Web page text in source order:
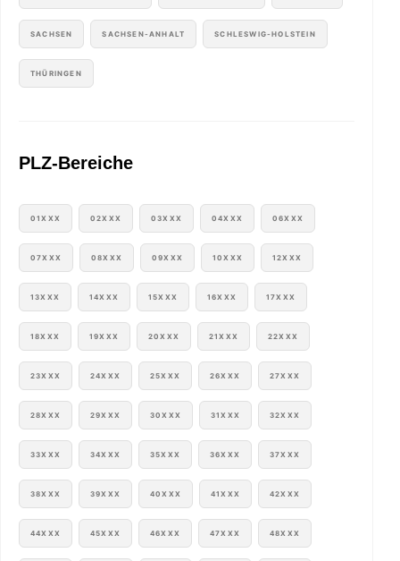
SACHSEN SACHSEN-ANHALT SCHLESWIG-HOLSTEIN
THÜRINGEN
PLZ-Bereiche
01XXX 02XXX 03XXX 04XXX 06XXX
07XXX 08XXX 09XXX 10XXX 12XXX
13XXX 14XXX 15XXX 16XXX 17XXX
18XXX 19XXX 20XXX 21XXX 22XXX
23XXX 24XXX 25XXX 26XXX 27XXX
28XXX 29XXX 30XXX 31XXX 32XXX
33XXX 34XXX 35XXX 36XXX 37XXX
38XXX 39XXX 40XXX 41XXX 42XXX
44XXX 45XXX 46XXX 47XXX 48XXX